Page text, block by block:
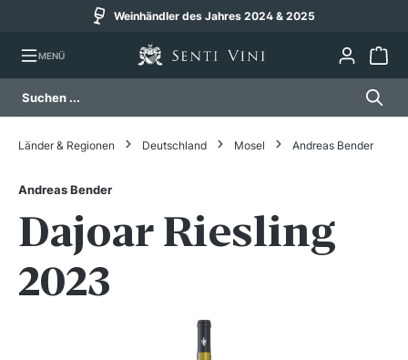
Weinhändler des Jahres 2024 & 2025
MENÜ
Bildergalerie überspringen
Länder & Regionen Deutschland Mosel Andreas Bender
Andreas Bender
Dajoar Riesling
2023